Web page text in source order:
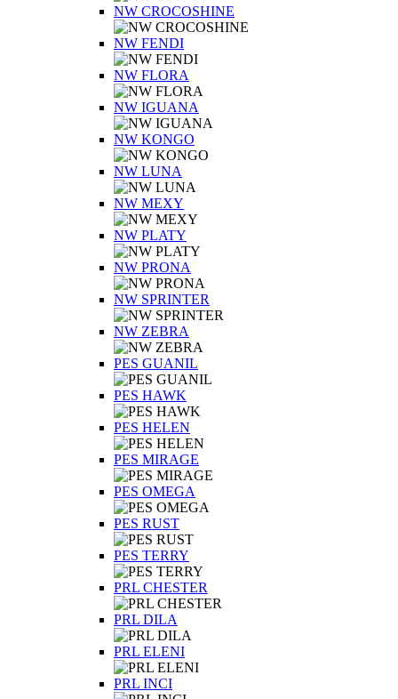
NW CROCOSHINE
NW FENDI
NW FLORA
NW IGUANA
NW KONGO
NW LUNA
NW MEXY
NW PLATY
NW PRONA
NW SPRINTER
NW ZEBRA
PES GUANIL
PES HAWK
PES HELEN
PES MIRAGE
PES OMEGA
PES RUST
PES TERRY
PRL CHESTER
PRL DILA
PRL ELENI
PRL INCI